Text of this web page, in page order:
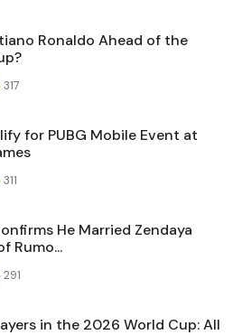
Ronaldo Ahead of the
317
for PUBG Mobile Event at
311
He Married Zendaya
Rumo...
291
in the 2026 World Cup: All